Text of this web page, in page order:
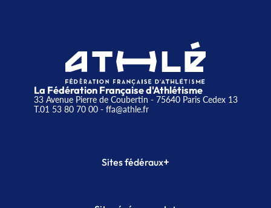
La Fédération Française d'Athlétisme
33 Avenue Pierre de Coubertin - 75640 Paris Cedex 13
T.01 53 80 70 00- ffa@athle.fr
Sites fédéraux+